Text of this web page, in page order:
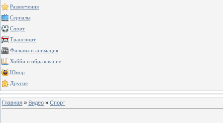
Развлечения
Сериалы
Спорт
Транспорт
Фильмы и анимация
Хобби и образование
Юмор
Другое
Главная » Видео » Спорт